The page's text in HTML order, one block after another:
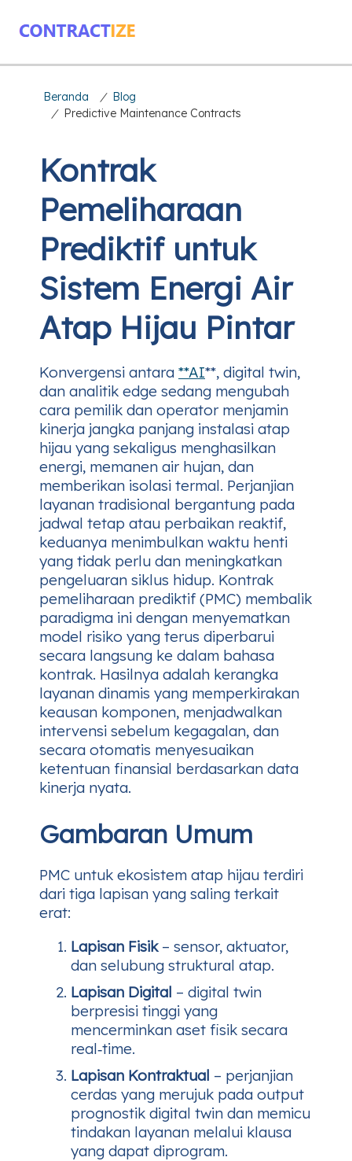
Beranda / Blog
/ Predictive Maintenance Contracts
Kontrak
Pemeliharaan
Prediktif untuk
Sistem Energi Air
Atap Hijau Pintar
Konvergensi antara **AI**, digital twin,
dan analitik edge sedang mengubah
cara pemilik dan operator menjamin
kinerja jangka panjang instalasi atap
hijau yang sekaligus menghasilkan
energi, memanen air hujan, dan
memberikan isolasi termal. Perjanjian
layanan tradisional bergantung pada
jadwal tetap atau perbaikan reaktif,
keduanya menimbulkan waktu henti
yang tidak perlu dan meningkatkan
pengeluaran siklus hidup. Kontrak
pemeliharaan prediktif (PMC) membalik
paradigma ini dengan menyematkan
model risiko yang terus diperbarui
secara langsung ke dalam bahasa
kontrak. Hasilnya adalah kerangka
layanan dinamis yang memperkirakan
keausan komponen, menjadwalkan
intervensi sebelum kegagalan, dan
secara otomatis menyesuaikan
ketentuan finansial berdasarkan data
kinerja nyata.
Gambaran Umum
PMC untuk ekosistem atap hijau terdiri
dari tiga lapisan yang saling terkait
erat:
Lapisan Fisik– sensor, aktuator,
dan selubung struktural atap.
Lapisan Digital – digital twin
berpresisi tinggi yang
mencerminkan aset fisik secara
real‑time.
Lapisan Kontraktual – perjanjian
cerdas yang merujuk pada output
prognostik digital twin dan memicu
tindakan layanan melalui klausa
yang dapat diprogram.